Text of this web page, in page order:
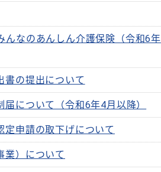
んなのあんしん介護保険（令和6年
書の提出について
届について（令和6年4月以降）
定申請の取下げについて
業）について